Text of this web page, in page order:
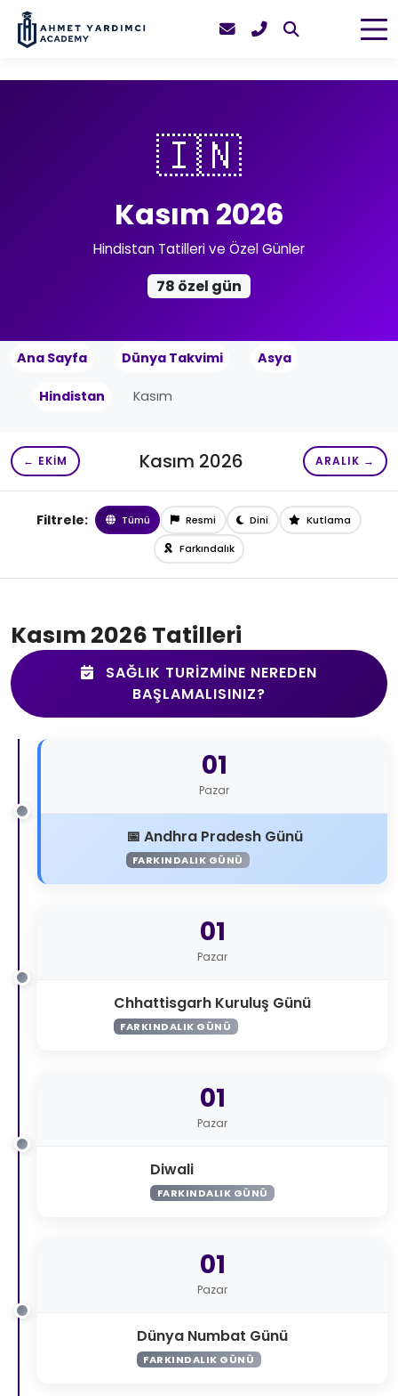
🇮🇳
Kasım 2026
Hindistan Tatilleri ve Özel Günler
78 özel gün
Ana Sayfa Dünya Takvimi Asya
Hindistan Kasım
← EKIM Kasım 2026 ARALIK →
Filtrele: Tümü Resmi Dini Kutlama
Farkındalık
Kasım 2026 Tatilleri
SAĞLIK TURIZMINE NEREDEN
BAŞLAMALISINIZ?
01
Pazar
Andhra Pradesh Günü
FARKINDALIK GÜNÜ
01
Pazar
Chhattisgarh Kuruluş Günü
FARKINDALIK GÜNÜ
01
Pazar
Diwali
FARKINDALIK GÜNÜ
01
Pazar
Dünya Numbat Günü
FARKINDALIK GÜNÜ